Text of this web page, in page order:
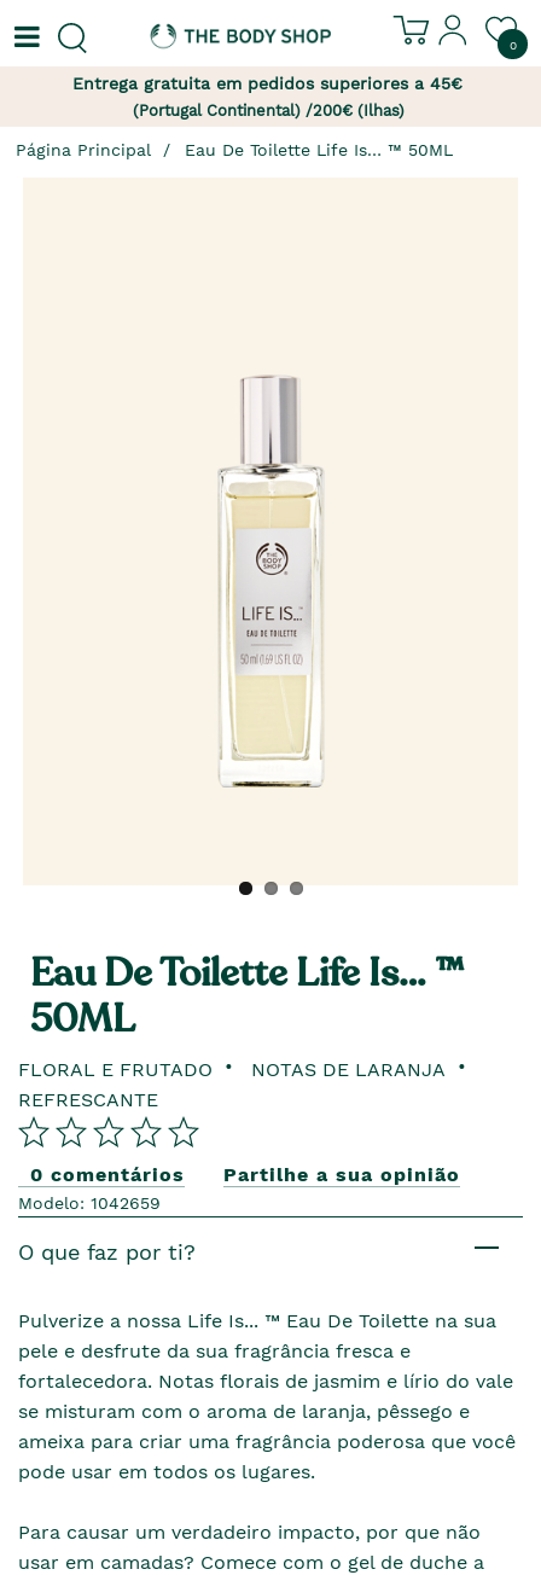
0
Entrega gratuita em pedidos superiores a 45€
(Portugal Continental) /200€ (Ilhas)
Página Principal Eau De Toilette Life Is… ™ 50ML
Eau De Toilette Life Is… ™
50ML
FLORAL E FRUTADO
NOTAS DE LARANJA
REFRESCANTE
0 comentários Partilhe a sua opinião
Modelo: 1042659
O que faz por ti?
Pulverize a nossa Life Is... ™ Eau De Toilette na sua
pele e desfrute da sua fragrância fresca e
fortalecedora. Notas florais de jasmim e lírio do vale
se misturam com o aroma de laranja, pêssego e
ameixa para criar uma fragrância poderosa que você
pode usar em todos os lugares.
Para causar um verdadeiro impacto, por que não
usar em camadas? Comece com o gel de duche a